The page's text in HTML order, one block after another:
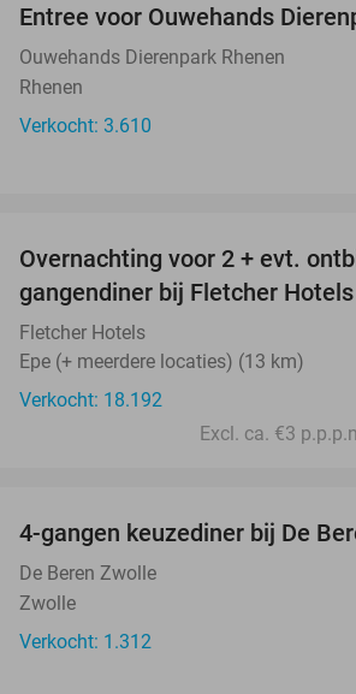
Entree voor Ouwehands
Ouwehands Dierenpark Rhenen
Rhenen
Verkocht: 3.610
Overnachting voor 2 + evt.
gangendiner bij Fletcher Hotels
Fletcher Hotels
Epe (+ meerdere locaties) (13 km)
Verkocht: 18.192
Excl. ca. €3
4-gangen keuzediner bij De
De Beren Zwolle
Zwolle
Verkocht: 1.312